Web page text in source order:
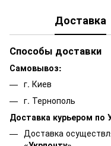
Доставка
Способы доставки
Самовывоз:
г. Киев
г. Тернополь
Доставка курьером по
Доставка